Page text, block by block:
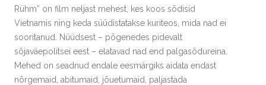
Rühm” on film neljast mehest, kes koos sõdisid
Vietnamis ning keda süüdistatakse kuriteos, mida nad ei
sooritanud. Nüüdsest – põgenedes pidevalt
sõjaväepolitsei eest – elatavad nad end palgasõdureina.
Mehed on seadnud endale eesmärgiks aidata endast
nõrgemaid, abitumaid, jõuetumaid, paljastada